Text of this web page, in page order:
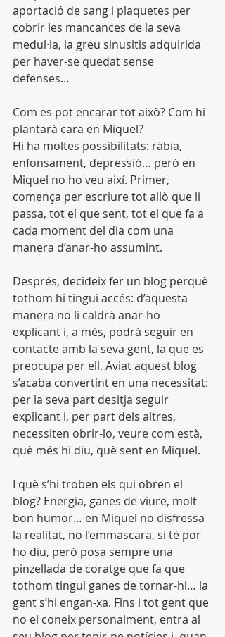
aportació de sang i plaquetes per
cobrir les mancances de la seva
medul·la, la greu sinusitis adquirida
per haver-se quedat sense
defenses…
Com es pot encarar tot això? Com hi
plantarà cara en Miquel?
Hi ha moltes possibilitats: ràbia,
enfonsament, depressió… però en
Miquel no ho veu així. Primer,
comença per escriure tot allò que li
passa, tot el que sent, tot el que fa a
cada moment del dia com una
manera d’anar-ho assumint.
Després, decideix fer un blog perquè
tothom hi tingui accés: d’aquesta
manera no li caldrà anar-ho
explicant i, a més, podrà seguir en
contacte amb la seva gent, la que es
preocupa per ell. Aviat aquest blog
s’acaba convertint en una necessitat:
per la seva part desitja seguir
explicant i, per part dels altres,
necessiten obrir-lo, veure com està,
què més hi diu, què sent en Miquel.
I què s’hi troben els qui obren el
blog? Energia, ganes de viure, molt
bon humor… en Miquel no disfressa
la realitat, no l’emmascara, si té por
ho diu, però posa sempre una
pinzellada de coratge que fa que
tothom tingui ganes de tornar-hi… la
gent s’hi engan-xa. Fins i tot gent que
no el coneix personalment, entra al